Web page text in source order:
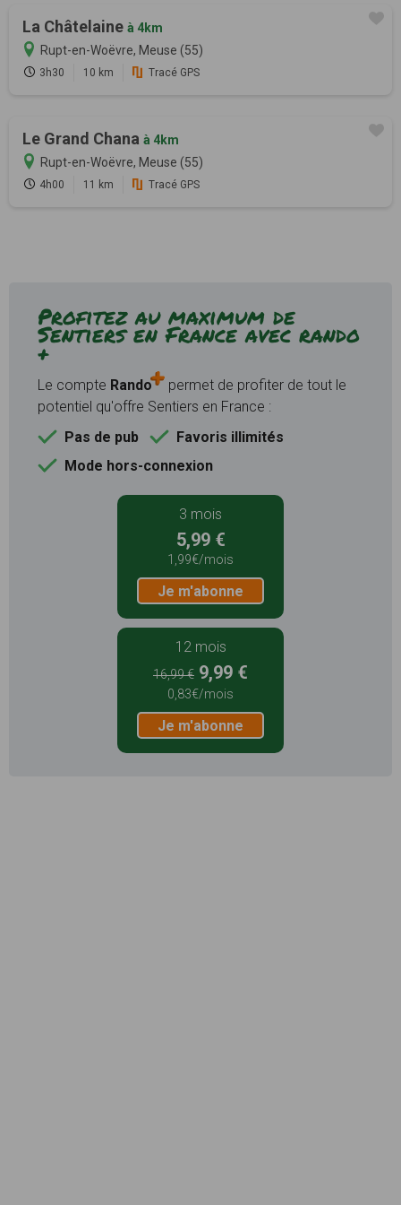
La Châtelaine à 4km
Rupt-en-Woëvre, Meuse (55)
3h30 10 km Tracé GPS
Le Grand Chana à 4km
Rupt-en-Woëvre, Meuse (55)
4h00 11 km Tracé GPS
Profitez au maximum de
Sentiers en France avec rando
+
Le compte Rando
permet de profiter de tout le
potentiel qu'offre Sentiers en France :
Pas de pub
Favoris illimités
Mode hors-connexion
3 mois
5,99 €
1,99€/mois
Je m'abonne
12 mois
16,99 € 9,99 €
0,83€/mois
Je m'abonne